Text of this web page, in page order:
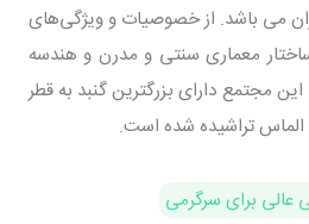
می باشد. از خصوصیات و ویژگی‌های
معماری سنتی و مدرن و هندسه
مجتمع دارای بزرگترین گنبد به قطر
عالی برای سرگرمی